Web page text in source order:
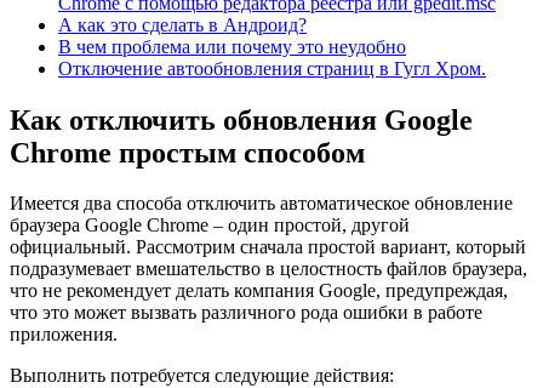
А как это сделать в Андроид?
В чем проблема или почему это неудобно
Отключение автообновления страниц в Гугл Хром.
Как отключить обновления Google
Chrome простым способом
Имеется два способа отключить автоматическое обновление
браузера Google Chrome – один простой, другой
официальный. Рассмотрим сначала простой вариант, который
подразумевает вмешательство в целостность файлов браузера,
что не рекомендует делать компания Google, предупреждая,
что это может вызвать различного рода ошибки в работе
приложения.
Выполнить потребуется следующие действия: